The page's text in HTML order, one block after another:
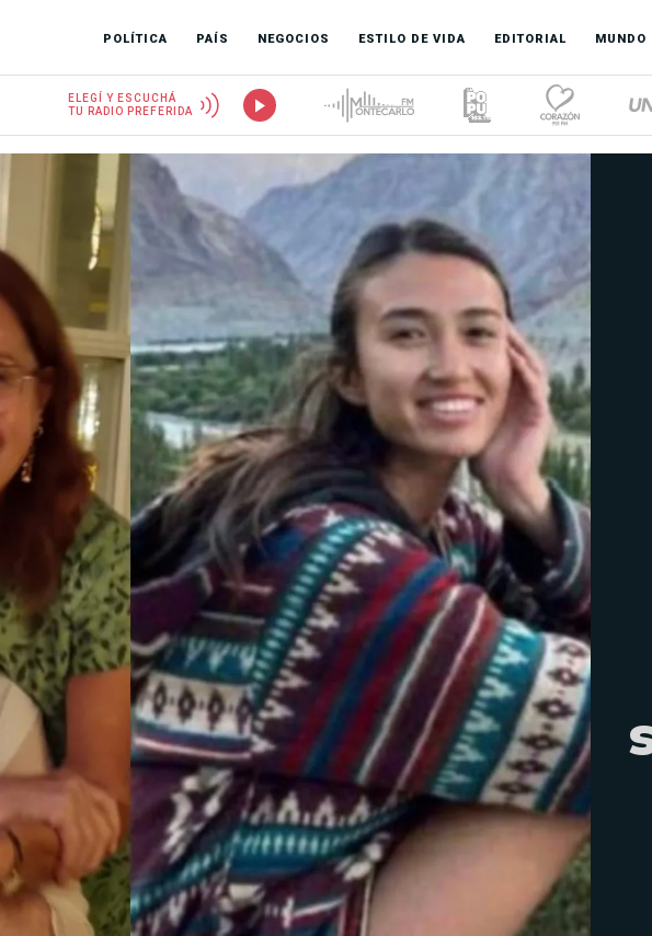
POLÍTICA PAÍS NEGOCIOS ESTILO DE VIDA EDITORIAL MUNDO
ELEGÍ Y ESCUCHÁ
TU RADIO PREFERIDA